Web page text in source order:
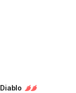
Diablo